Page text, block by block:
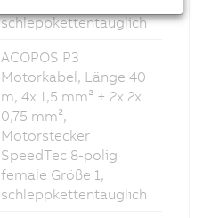
schleppkettentauglich
ACOPOS P3
Motorkabel, Länge 40
m, 4x 1,5 mm² + 2x 2x
0,75 mm²,
Motorstecker
SpeedTec 8-polig
female Größe 1,
schleppkettentauglich